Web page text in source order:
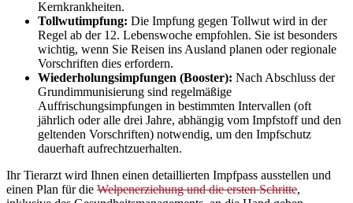
Kernkrankheiten.
Tollwutimpfung: Die Impfung gegen Tollwut wird in der
Regel ab der 12. Lebenswoche empfohlen. Sie ist besonders
wichtig, wenn Sie Reisen ins Ausland planen oder regionale
Vorschriften dies erfordern.
Wiederholungsimpfungen (Booster): Nach Abschluss der
Grundimmunisierung sind regelmäßige
Auffrischungsimpfungen in bestimmten Intervallen (oft
jährlich oder alle drei Jahre, abhängig vom Impfstoff und den
geltenden Vorschriften) notwendig, um den Impfschutz
dauerhaft aufrechtzuerhalten.
Ihr Tierarzt wird Ihnen einen detaillierten Impfpass ausstellen und
einen Plan für die Welpenerziehung und die ersten Schritte,